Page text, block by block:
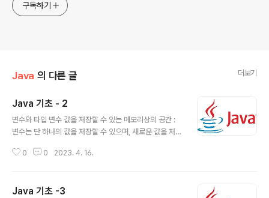
구독하기
Java 의 다른 글 더보기
Java 기초 - 2
변수와 타입 변수 값을 저장할 수 있는 메모리상의 공간 :
변수는 단 하나의 값을 저장할 수 있으며, 새로운 값을 저장
려면 먼저 변수를 선언해야 함 class Exam { public sta
화 변수의 초기화(할당)란 변수를 사용하기 전에 처음으로
0 0 2023. 4. 16.
Java 기초 -3